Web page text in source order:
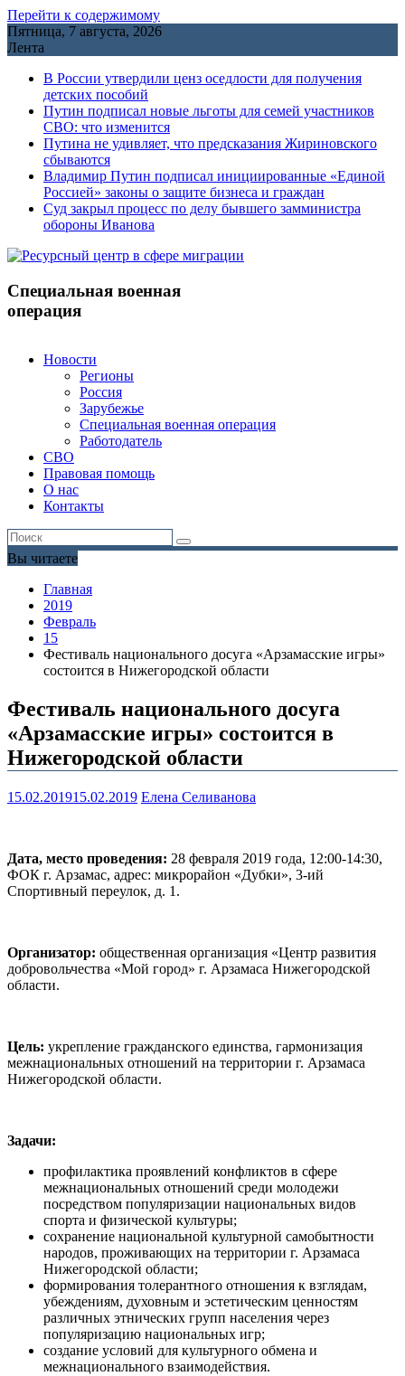
Перейти к содержимому
Пятница, 7 августа, 2026
Лента
В России утвердили ценз оседлости для получения
детских пособий
Путин подписал новые льготы для семей участников
СВО: что изменится
Путина не удивляет, что предсказания Жириновского
сбываются
Владимир Путин подписал инициированные «Единой
Россией» законы о защите бизнеса и граждан
Cуд закрыл процесс по делу бывшего замминистра
обороны Иванова
Специальная военная
операция
Новости
Регионы
Россия
Зарубежье
Специальная военная операция
Работодатель
СВО
Правовая помощь
О нас
Контакты
Вы читаете
Главная
2019
Февраль
15
Фестиваль национального досуга «Арзамасские игры»
состоится в Нижегородской области
Фестиваль национального досуга
«Арзамасские игры» состоится в
Нижегородской области
15.02.201915.02.2019 Елена Селиванова
Дата, место проведения: 28 февраля 2019 года, 12:00-14:30,
ФОК г. Арзамас, адрес: микрорайон «Дубки», 3-ий
Спортивный переулок, д. 1.
Организатор: общественная организация «Центр развития
добровольчества «Мой город» г. Арзамаса Нижегородской
области.
Цель: укрепление гражданского единства, гармонизация
межнациональных отношений на территории г. Арзамаса
Нижегородской области.
Задачи:
профилактика проявлений конфликтов в сфере
межнациональных отношений среди молодежи
посредством популяризации национальных видов
спорта и физической культуры;
сохранение национальной культурной самобытности
народов, проживающих на территории г. Арзамаса
Нижегородской области;
формирования толерантного отношения к взглядам,
убеждениям, духовным и эстетическим ценностям
различных этнических групп населения через
популяризацию национальных игр;
создание условий для культурного обмена и
межнационального взаимодействия.